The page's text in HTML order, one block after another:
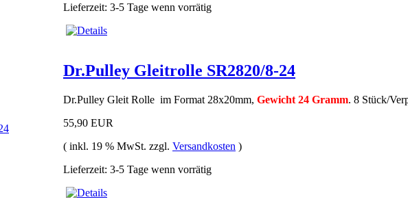
Lieferzeit: 3-5 Tage wenn vorrätig
Dr.Pulley Gleitrolle SR2820/8-24
Dr.Pulley Gleit Rolle im Format 28x20mm, Gewicht 24 Gramm. 8 Stück/
55,90 EUR
( inkl. 19 % MwSt. zzgl. Versandkosten )
Lieferzeit: 3-5 Tage wenn vorrätig